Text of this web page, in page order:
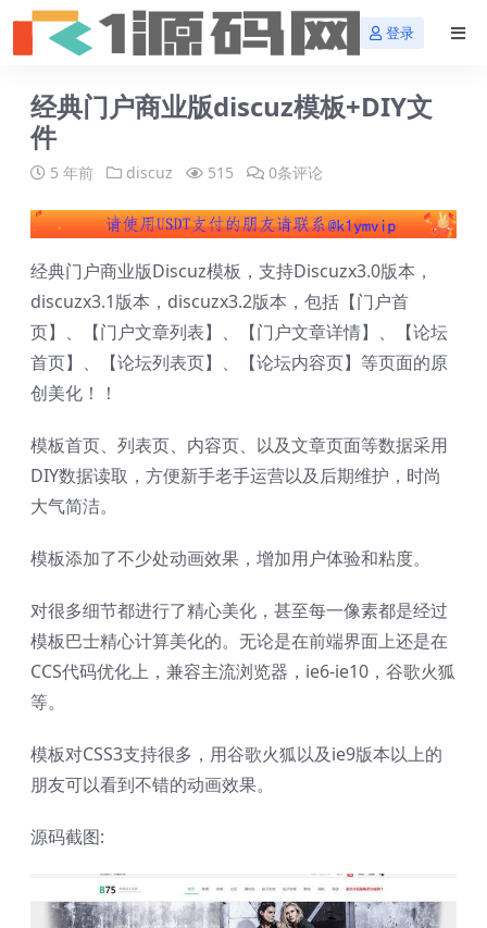
登录
经典门户商业版discuz模板+DIY文
件
5 年前 discuz 515 0条评论
经典门户商业版Discuz模板，支持Discuzx3.0版本，
discuzx3.1版本，discuzx3.2版本，包括【门户首
页】、【门户文章列表】、【门户文章详情】、【论坛
首页】、【论坛列表页】、【论坛内容页】等页面的原
创美化！！
模板首页、列表页、内容页、以及文章页面等数据采用
DIY数据读取，方便新手老手运营以及后期维护，时尚
大气简洁。
模板添加了不少处动画效果，增加用户体验和粘度。
对很多细节都进行了精心美化，甚至每一像素都是经过
模板巴士精心计算美化的。无论是在前端界面上还是在
CCS代码优化上，兼容主流浏览器，ie6-ie10，谷歌火狐
等。
模板对CSS3支持很多，用谷歌火狐以及ie9版本以上的
朋友可以看到不错的动画效果。
源码截图: